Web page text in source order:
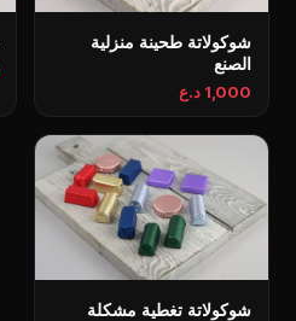
شوكولاتة طحينة منزلية
الصنع
1,000 د.ع
شوكولاتة تغطية مشكلة